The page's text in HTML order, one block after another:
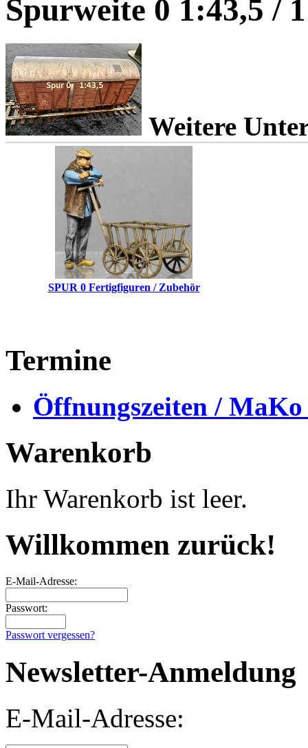
Spurweite 0 1:43,5 /
Weitere
SPUR 0 Fertigfiguren / Zubehör
Termine
Öffnungszeiten /
Warenkorb
Ihr Warenkorb ist leer.
Willkommen zurück!
E-Mail-Adresse:
Passwort:
Passwort vergessen?
Newsletter-Anmeldung
E-Mail-Adresse: